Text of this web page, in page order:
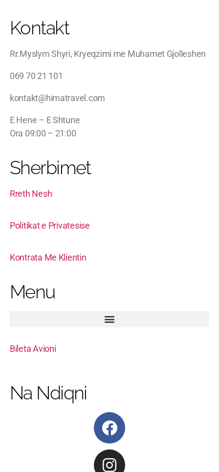
Kontakt
Rr.Myslym Shyri, Kryeqzimi me Muhamet Gjolleshen
069 70 21 101
kontakt@himatravel.com
E Hene – E Shtune
Ora 09:00 – 21:00
Sherbimet
Rreth Nesh
Politikat e Privatesise
Kontrata Me Klientin
Menu
Bileta Avioni
Na Ndiqni